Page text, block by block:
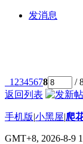
发消息
1 2345678
/
返回列表
手机版|小黑屋|爬
GMT+8, 2026-8-9